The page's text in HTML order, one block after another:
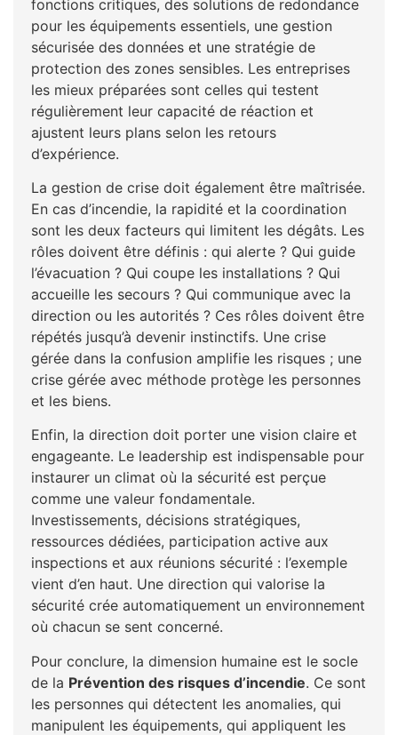
fonctions critiques, des solutions de redondance
pour les équipements essentiels, une gestion
sécurisée des données et une stratégie de
protection des zones sensibles. Les entreprises
les mieux préparées sont celles qui testent
régulièrement leur capacité de réaction et
ajustent leurs plans selon les retours
d’expérience.
La gestion de crise doit également être maîtrisée.
En cas d’incendie, la rapidité et la coordination
sont les deux facteurs qui limitent les dégâts. Les
rôles doivent être définis : qui alerte ? Qui guide
l’évacuation ? Qui coupe les installations ? Qui
accueille les secours ? Qui communique avec la
direction ou les autorités ? Ces rôles doivent être
répétés jusqu’à devenir instinctifs. Une crise
gérée dans la confusion amplifie les risques ; une
crise gérée avec méthode protège les personnes
et les biens.
Enfin, la direction doit porter une vision claire et
engageante. Le leadership est indispensable pour
instaurer un climat où la sécurité est perçue
comme une valeur fondamentale.
Investissements, décisions stratégiques,
ressources dédiées, participation active aux
inspections et aux réunions sécurité : l’exemple
vient d’en haut. Une direction qui valorise la
sécurité crée automatiquement un environnement
où chacun se sent concerné.
Pour conclure, la dimension humaine est le socle
de la Prévention des risques d’incendie. Ce sont
les personnes qui détectent les anomalies, qui
manipulent les équipements, qui appliquent les